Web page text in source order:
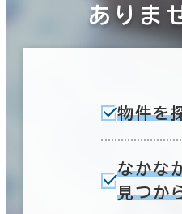
ありま
物件を
なかな
見つか